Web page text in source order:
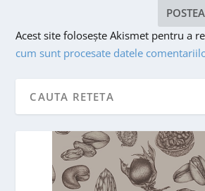
Acest site folosește Akismet pentru a
cum sunt procesate datele